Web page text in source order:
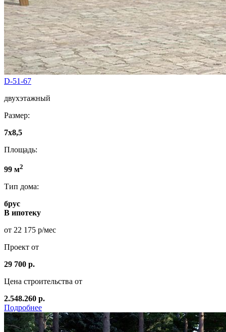
D-51-67
двухэтажный
Размер:
7x8,5
Площадь:
99 м2
Тип дома:
брус
В ипотеку
от 22 175 р/мес
Проект от
29 700 р.
Цена строительства от
2.548.260 р.
Подробнее